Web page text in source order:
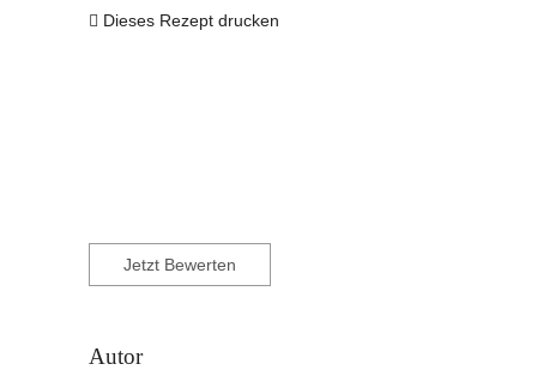
Dieses Rezept drucken
Jetzt Bewerten
Autor